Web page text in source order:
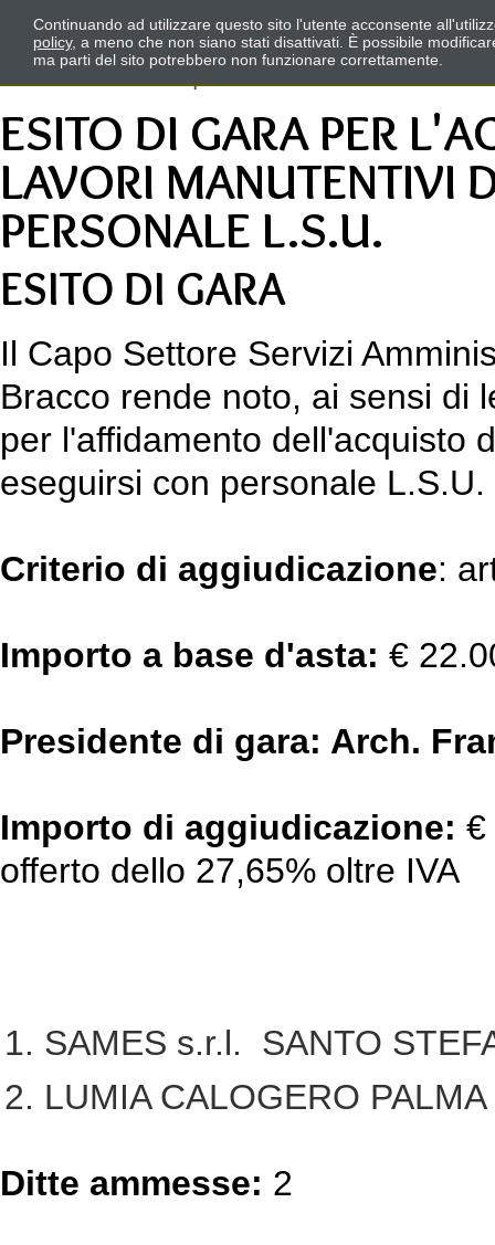
ESITO DI GARA PER
LAVORI MANUTENTIVI
PERSONALE L.S.U.
ESITO DI GARA
Il Capo Settore Servizi
Bracco rende noto, ai sensi di
per l'affidamento dell'acquisto
eseguirsi con personale L.S.U.
Criterio di aggiudicazione:
Importo a base d'asta: €
Presidente di gara: Arch.
Importo di aggiudicazione: €
offerto dello 27,65% oltre IVA
SAMES s.r.l. SANTO
LUMIA CALOGERO
Ditte ammesse: 2
Continuando ad utilizzare questo sito l'utente acconsente
policy, a meno che non siano stati disattivati. È possibile
ma parti del sito potrebbero non funzionare correttamente.